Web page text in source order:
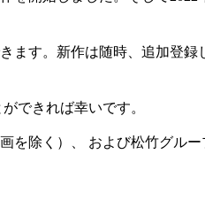
ます。新作は随時、追加登録
できれば幸いです。
を除く）、 および松竹グルー